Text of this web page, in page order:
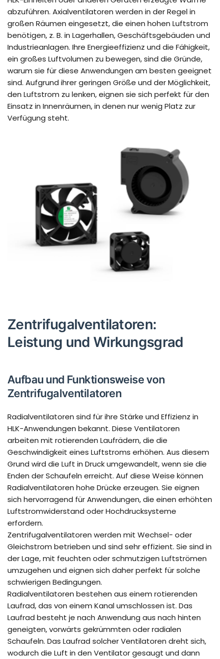
abzuführen. Axialventilatoren werden in der Regel in
großen Räumen eingesetzt, die einen hohen Luftstrom
benötigen, z. B. in Lagerhallen, Geschäftsgebäuden und
Industrieanlagen. Ihre Energieeffizienz und die Fähigkeit,
ein großes Luftvolumen zu bewegen, sind die Gründe,
warum sie für diese Anwendungen am besten geeignet
sind. Aufgrund ihrer geringen Größe und der Möglichkeit,
den Luftstrom zu lenken, eignen sie sich perfekt für den
Einsatz in Innenräumen, in denen nur wenig Platz zur
Verfügung steht.
Zentrifugalventilatoren:
Leistung und Wirkungsgrad
Aufbau und Funktionsweise von
Zentrifugalventilatoren
Radialventilatoren sind für ihre Stärke und Effizienz in
HLK-Anwendungen bekannt. Diese Ventilatoren
arbeiten mit rotierenden Laufrädern, die die
Geschwindigkeit eines Luftstroms erhöhen. Aus diesem
Grund wird die Luft in Druck umgewandelt, wenn sie die
Enden der Schaufeln erreicht. Auf diese Weise können
Radialventilatoren hohe Drücke erzeugen. Sie eignen
sich hervorragend für Anwendungen, die einen erhöhten
Luftstromwiderstand oder Hochdrucksysteme
erfordern.
Zentrifugalventilatoren werden mit Wechsel- oder
Gleichstrom betrieben und sind sehr effizient. Sie sind in
der Lage, mit feuchten oder schmutzigen Luftströmen
umzugehen und eignen sich daher perfekt für solche
schwierigen Bedingungen.
Radialventilatoren bestehen aus einem rotierenden
Laufrad, das von einem Kanal umschlossen ist. Das
Laufrad besteht je nach Anwendung aus nach hinten
geneigten, vorwärts gekrümmten oder radialen
Schaufeln. Das Laufrad solcher Ventilatoren dreht sich,
wodurch die Luft in den Ventilator gesaugt und dann